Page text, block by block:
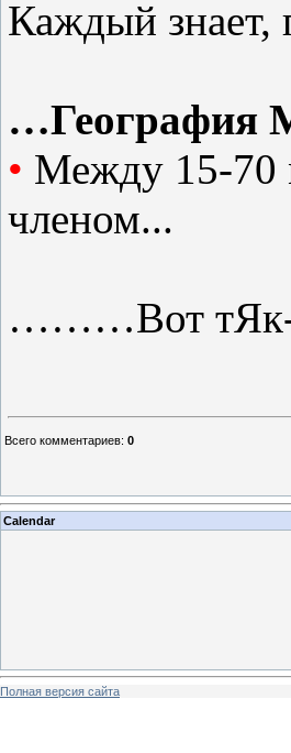
Каждый знает,
…География
• Между 15-70
членом...
………Вот тЯк-
Всего комментариев: 0
Calendar
Полная версия сайта